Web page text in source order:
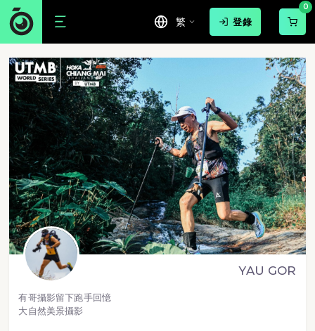
繁 登錄
0
YAU GOR
有哥攝影留下跑手回憶
大自然美景攝影